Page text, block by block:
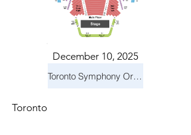
December 10, 2025
Toronto Symphony Orchestra: Holiday Pops
Toronto